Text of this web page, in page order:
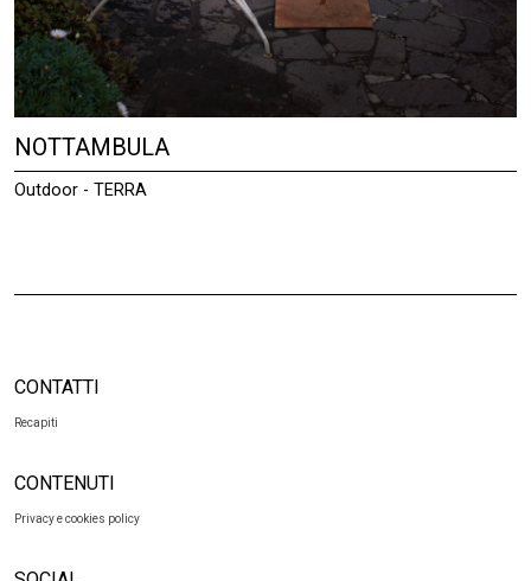
NOTTAMBULA
Outdoor - TERRA
CONTATTI
Recapiti
CONTENUTI
Privacy e cookies policy